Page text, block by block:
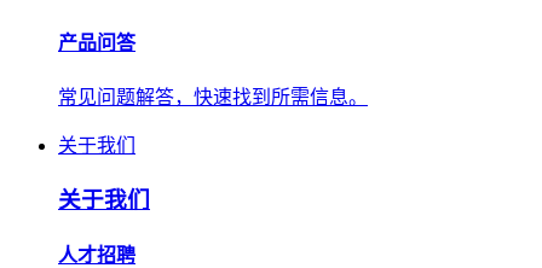
产品问答
常见问题解答，快速找到所需信息。
关于我们
关于我们
人才招聘